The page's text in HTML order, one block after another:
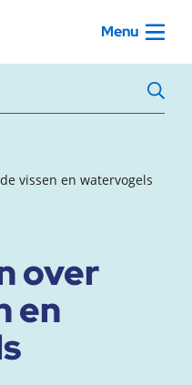
Menu
vissen en watervogels
over
en